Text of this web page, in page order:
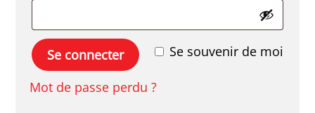
Se souvenir de moi
Se connecter
Mot de passe perdu ?